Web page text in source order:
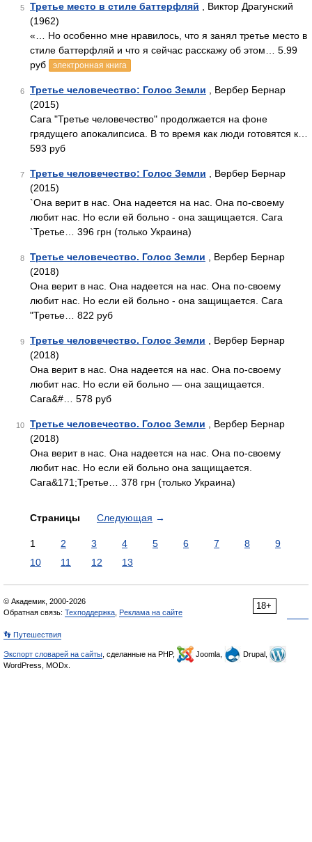
5 Третье место в стиле баттерфляй , Виктор Драгунский
(1962)
«… Но особенно мне нравилось, что я занял третье место в
стиле баттерфляй и что я сейчас расскажу об этом… 5.99
руб
электронная книга
6 Третье человечество: Голос Земли , Вербер Бернар
(2015)
Сага "Третье человечество" продолжается на фоне
грядущего апокалипсиса. В то время как люди готовятся к…
593 руб
7 Третье человечество: Голос Земли , Вербер Бернар
(2015)
`Она верит в нас. Она надеется на нас. Она по-своему
любит нас. Но если ей больно - она защищается. Сага
`Третье… 396 грн (только Украина)
8 Третье человечество. Голос Земли , Вербер Бернар
(2018)
Она верит в нас. Она надеется на нас. Она по-своему
любит нас. Но если ей больно - она защищается. Сага
"Третье… 822 руб
9 Третье человечество. Голос Земли , Вербер Бернар
(2018)
Она верит в нас. Она надеется на нас. Она по-своему
любит нас. Но если ей больно — она защищается.
Сага&#… 578 руб
10 Третье человечество. Голос Земли , Вербер Бернар
(2018)
Она верит в нас. Она надеется на нас. Она по-своему
любит нас. Но если ей больно она защищается.
Сага&171;Третье… 378 грн (только Украина)
Страницы Следующая →
1 2 3 4 5 6 7 8
9
10
11 12 13
18+
© Академик, 2000-2026
Обратная связь: Техподдержка Реклама на сайте
👣 Путешествия
Экспорт словарей на сайты , сделанные на PHP, Joomla,
Drupal,
WordPress, MODx.